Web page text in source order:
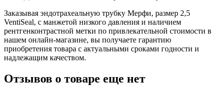
Заказывая эндотрахеальную трубку Мерфи, размер 2,5
VentiSeal, с манжетой низкого давления и наличием
рентгенконтрастной метки по привлекательной стоимости в
нашем онлайн-магазине, вы получаете гарантию
приобретения товара с актуальными сроками годности и
надлежащим качеством.
Отзывов о товаре еще нет